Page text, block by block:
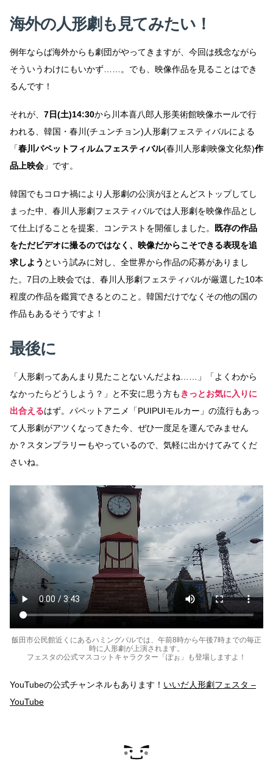
海外の人形劇も見てみたい！
例年ならば海外からも劇団がやってきますが、今回は残念ながら
そういうわけにもいかず……。でも、映像作品を見ることはでき
るんです！
それが、 7日(土)14:30から川本喜八郎人形美術館映像ホールで行
われる、韓国・春川(チュンチョン)人形劇フェスティバルによる
「春川パペットフィルムフェスティバル(春川人形劇映像文化祭)作
品上映会 」です。
韓国でもコロナ禍により人形劇の公演がほとんどストップしてし
まった中、春川人形劇フェスティバルでは人形劇を映像作品とし
て仕上げることを提案、コンテストを開催しました。 既存の作品
をただビデオに撮るのではなく、映像だからこそできる表現を追
求しよう という試みに対し、全世界から作品の応募がありまし
た。7日の上映会では、春川人形劇フェスティバルが厳選した10本
程度の作品を鑑賞できるとのこと。韓国だけでなくその他の国の
作品もあるそうですよ！
最後に
「人形劇ってあんまり見たことないんだよね……」「よくわから
なかったらどうしよう？」と不安に思う方も きっとお気に入りに
出合えるはず。パペットアニメ「PUIPUIモルカー」の流行もあっ
て人形劇がアツくなってきた今、ぜひ一度足を運んでみません
か？スタンプラリーもやっているので、気軽に出かけてみてくだ
さいね。
飯田市公民館近くにあるハミングパルでは、午前8時から午後7時までの毎正
時に人形劇が上演されます。
フェスタの公式マスコットキャラクター「ぽぉ」も登場しますよ！
YouTubeの公式チャンネルもあります！ いいだ人形劇フェスタ –
YouTube